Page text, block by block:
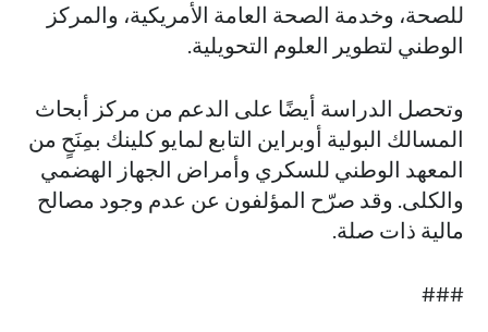
للصحة، وخدمة الصحة العامة الأمريكية، والمركز
الوطني لتطوير العلوم التحويلية.
وتحصل الدراسة أيضًا على الدعم من مركز أبحاث
المسالك البولية أوبراين التابع لمايو كلينك بمِنَحٍ من
المعهد الوطني للسكري وأمراض الجهاز الهضمي
والكلى. وقد صرّح المؤلفون عن عدم وجود مصالح
مالية ذات صلة.
###